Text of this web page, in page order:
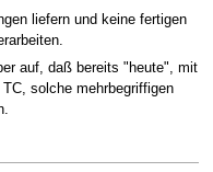
liefern und keine fertigen
auf, daß bereits "heute", mit
solche mehrbegriffigen